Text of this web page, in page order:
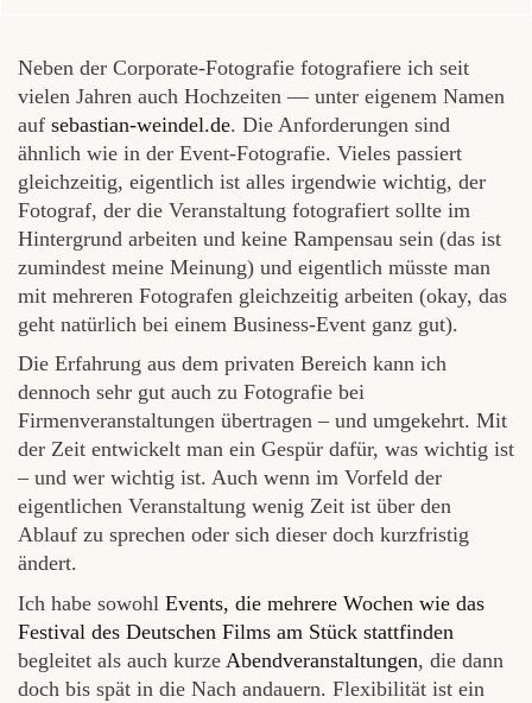
Neben der Corporate-Fotografie fotografiere ich seit
vielen Jahren auch Hochzeiten — unter eigenem Namen
auf sebastian-weindel.de. Die Anforderungen sind
ähnlich wie in der Event-Fotografie. Vieles passiert
gleichzeitig, eigentlich ist alles irgendwie wichtig, der
Fotograf, der die Veranstaltung fotografiert sollte im
Hintergrund arbeiten und keine Rampensau sein (das ist
zumindest meine Meinung) und eigentlich müsste man
mit mehreren Fotografen gleichzeitig arbeiten (okay, das
geht natürlich bei einem Business-Event ganz gut).
Die Erfahrung aus dem privaten Bereich kann ich
dennoch sehr gut auch zu Fotografie bei
Firmenveranstaltungen übertragen – und umgekehrt. Mit
der Zeit entwickelt man ein Gespür dafür, was wichtig ist
– und wer wichtig ist. Auch wenn im Vorfeld der
eigentlichen Veranstaltung wenig Zeit ist über den
Ablauf zu sprechen oder sich dieser doch kurzfristig
ändert.
Ich habe sowohl Events, die mehrere Wochen wie das
Festival des Deutschen Films am Stück stattfinden
begleitet als auch kurze Abendveranstaltungen, die dann
doch bis spät in die Nach andauern. Flexibilität ist ein